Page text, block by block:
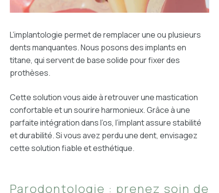
L’implantologie permet de remplacer une ou plusieurs
dents manquantes. Nous posons des implants en
titane, qui servent de base solide pour fixer des
prothèses.
Cette solution vous aide à retrouver une mastication
confortable et un sourire harmonieux. Grâce à une
parfaite intégration dans l’os, l’implant assure stabilité
et durabilité. Si vous avez perdu une dent, envisagez
cette solution fiable et esthétique.
Parodontologie : prenez soin de